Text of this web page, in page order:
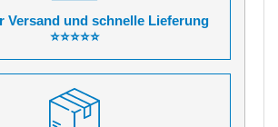
Versand und schnelle Lieferung
⭐⭐⭐⭐⭐